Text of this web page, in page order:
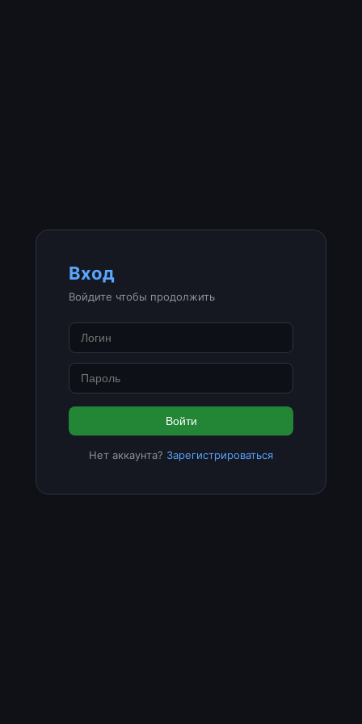
Вход
Войдите чтобы продолжить
Войти
Нет аккаунта? Зарегистрироваться